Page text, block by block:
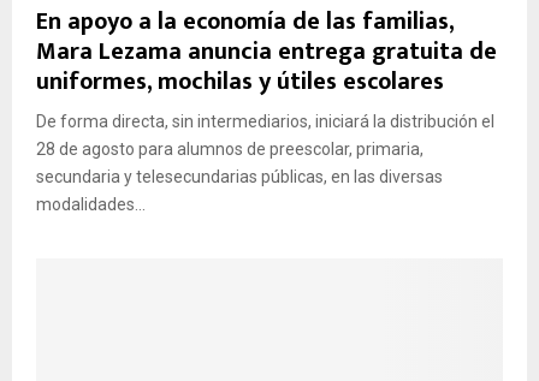
En apoyo a la economía de las familias,
Mara Lezama anuncia entrega gratuita de
uniformes, mochilas y útiles escolares
De forma directa, sin intermediarios, iniciará la distribución el
28 de agosto para alumnos de preescolar, primaria,
secundaria y telesecundarias públicas, en las diversas
modalidades...